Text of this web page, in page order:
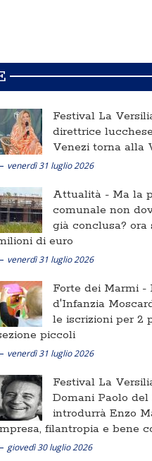
Festival La
direttrice
Venezi torna alla
venerdì 31 luglio 2026
Attualità - Ma la
comunale non
già conclusa? ora
di euro
venerdì 31 luglio 2026
Forte dei Marmi -
d'Infanzia
le iscrizioni per 2
piccoli
venerdì 31 luglio 2026
Festival La
Domani Paolo del
introdurrà Enzo
filantropia e bene
giovedì 30 luglio 2026